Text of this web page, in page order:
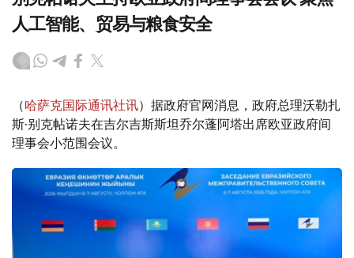
人工智能、贸易与粮食安全
（哈萨克国际通讯社讯）据政府官网消息，政府总理沃勒扎
斯·别克帖诺夫在吉尔吉斯斯坦乔尔蓬阿塔出席欧亚政府间
理事会小范围会议。